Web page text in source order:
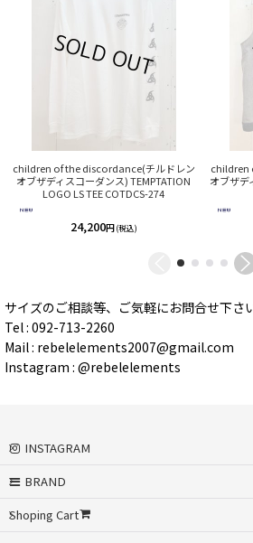
children of the discordance(チルドレン
オブザディスコーダンス) TEMPTATION
LOGO LS TEE COTDCS-274
24,200円 (税込)
children
オブザデ
サイズのご相談等、ご気軽にお問合せ下さい
Tel : 092-713-2260
Mail : rebelelements2007@gmail.com
Instagram : @rebelelements
INSTAGRAM
BRAND
Shoping Cart